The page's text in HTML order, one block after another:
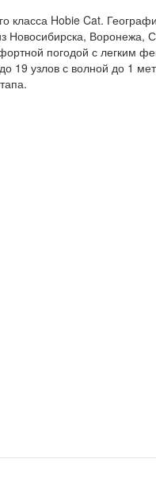
класса Hobie Cat.
Новосибирска, Воронежа,
погодой с легким
19 узлов с волной до 1